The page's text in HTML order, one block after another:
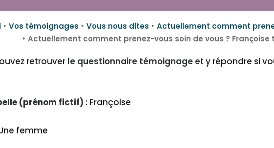
Vos témoignages Vous nous dites
Actuellement comment
Actuellement comment prenez-vous soin de vous ? Françoise
retrouver le questionnaire témoignage et y répondre si
(prénom fictif) : Françoise
femme